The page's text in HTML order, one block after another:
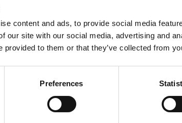
content and ads, to provide social media
our site with our social media, advertising and
provided to them or that they’ve collected from
Preferences